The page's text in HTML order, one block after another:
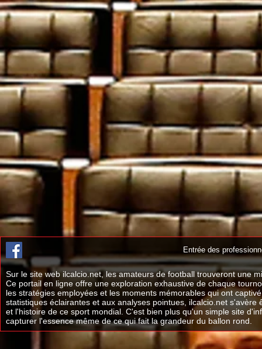
Sur le site web ilcalcio.net, les amateurs de football trouveront une
Ce portail en ligne offre une exploration exhaustive de chaque
les stratégies employées et les moments mémorables qui ont
statistiques éclairantes et aux analyses pointues, ilcalcio.net
et l'histoire de ce sport mondial. C'est bien plus qu'un simple site
capturer l'essence même de ce qui fait la grandeur du ballon rond.
Entrée des